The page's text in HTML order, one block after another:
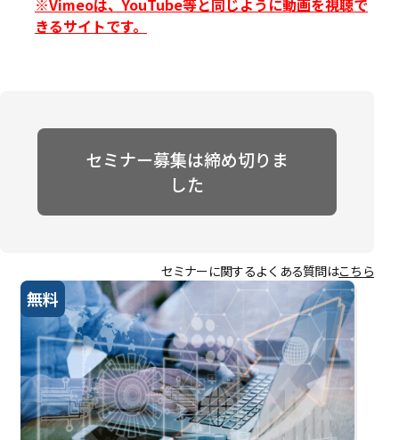
きるサイトです。
セミナー募集は締め切りま
した
セミナーに関するよくある質問はこちら
無料